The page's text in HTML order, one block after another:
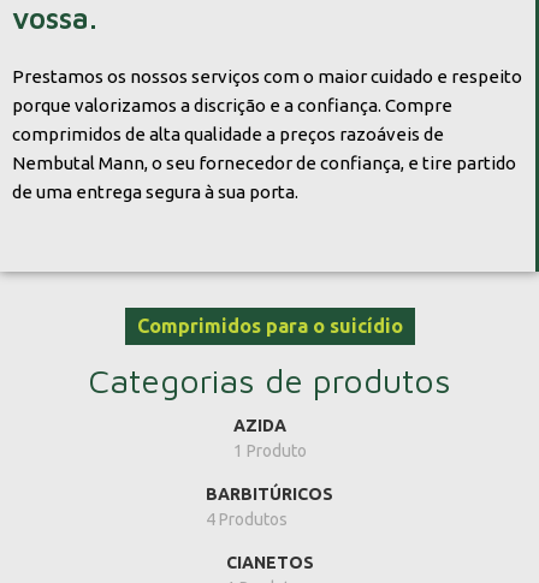
vossa.
Prestamos os nossos serviços com o maior cuidado e respeito
porque valorizamos a discrição e a confiança. Compre
comprimidos de alta qualidade a preços razoáveis de
Nembutal Mann, o seu fornecedor de confiança, e tire partido
de uma entrega segura à sua porta.
Comprimidos para o suicídio
Categorias de produtos
AZIDA
1 Produto
BARBITÚRICOS
4 Produtos
CIANETOS